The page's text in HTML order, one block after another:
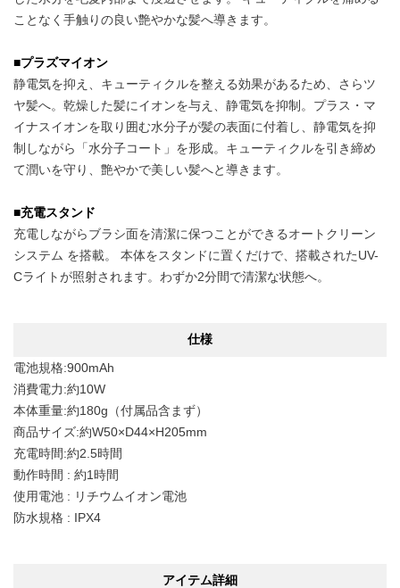
ことなく手触りの良い艶やかな髪へ導きます。
■プラズマイオン
静電気を抑え、キューティクルを整える効果があるため、さらツ
ヤ髪へ。乾燥した髪にイオンを与え、静電気を抑制。プラス・マ
イナスイオンを取り囲む水分子が髪の表面に付着し、静電気を抑
制しながら「水分子コート」を形成。キューティクルを引き締め
て潤いを守り、艶やかで美しい髪へと導きます。
■充電スタンド
充電しながらブラシ面を清潔に保つことができるオートクリーン
システム を搭載。 本体をスタンドに置くだけで、搭載されたUV-
Cライトが照射されます。わずか2分間で清潔な状態へ。
仕様
電池規格:900mAh
消費電力:約10W
本体重量:約180g（付属品含まず）
商品サイズ:約W50×D44×H205mm
充電時間:約2.5時間
動作時間 : 約1時間
使用電池 : リチウムイオン電池
防水規格 : IPX4
アイテム詳細